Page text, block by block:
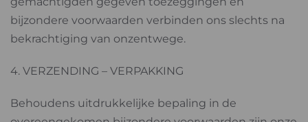
bijzondere voorwaarden verbinden ons slechts na
bekrachtiging van onzentwege.
4. VERZENDING – VERPAKKING
Behoudens uitdrukkelijke bepaling in de